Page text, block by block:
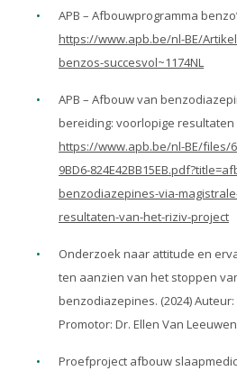
APB – Afbouwprogramma
https://www.apb.be/nl-BE/
benzos-succesvol~1174NL
APB – Afbouw van
bereiding: voorlopige resultaten
https://www.apb.be/nl-BE/files/
9BD6-
benzodiazepines-via-
resultaten-van-het-riziv-project
Onderzoek naar attitude en
ten aanzien van het stoppen
benzodiazepines. (2024)
Promotor: Dr. Ellen Van
Proefproject afbouw